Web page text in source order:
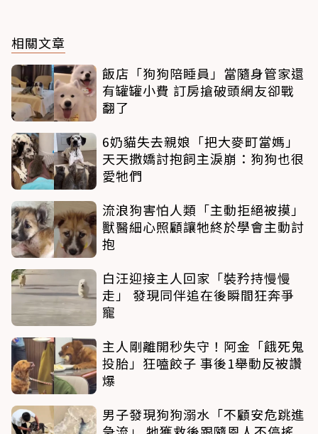
相關文章
飯店「狗狗陪睡員」當隨身管家還
有罐罐小費 訂房搶破頭網友卻戰
翻了
6奶貓失去親娘「把大麥町當媽」
天天撒嬌討抱飼主淚崩：狗狗也很
愛牠們
流浪狗害怕人類「主動拒絕被摸」
獸醫細心照顧讓牠終於學會主動討
抱
白汪迎接主人回家「裝矜持慢慢
走」 發現同伴追在後瞬間狂奔爭
寵
主人剛離開秒失守！阿金「餓死鬼
投胎」狂嗑餃子 事後1舉動反被讚
爆
男子發現狗狗溺水「不顧安危跳進